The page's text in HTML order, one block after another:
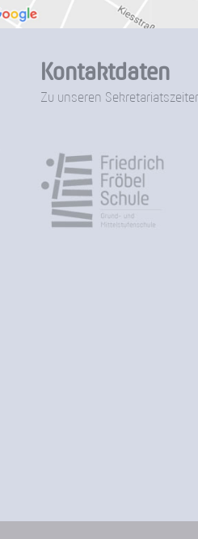
Kontaktdaten
Zu unseren